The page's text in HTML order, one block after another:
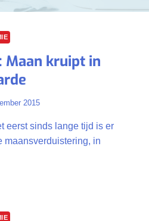
Maan kruipt in
2015
eerst sinds lange tijd is er
maansverduistering, in